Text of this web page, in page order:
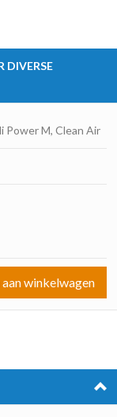
DIVERSE
Power M, Clean Air
winkelwagen